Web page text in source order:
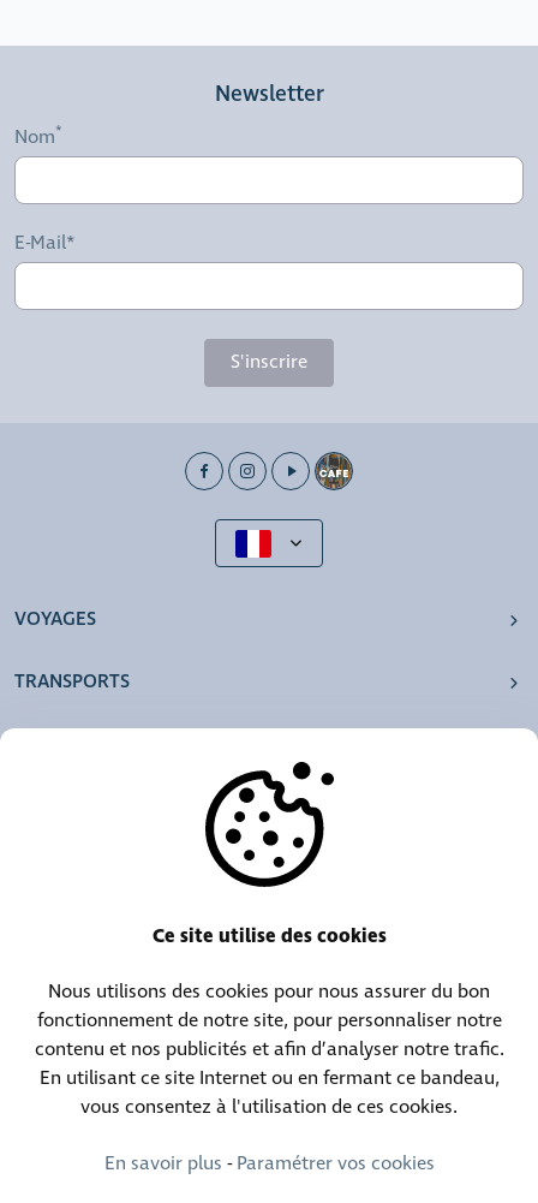
Newsletter
Nom
E-Mail*
S'inscrire
VOYAGES
TRANSPORTS
Centrale téléphonique :
(+352) 30 01 46-1
Contact objets trouvés :
(+352) 30 01 46 84
(+352) 30 01 46 80 (24h/24 7j/7)
Ce site utilise des cookies
Nous utilisons des cookies pour nous assurer du bon
fonctionnement de notre site, pour personnaliser notre
contenu et nos publicités et afin d’analyser notre trafic.
En utilisant ce site Internet ou en fermant ce bandeau,
vous consentez à l'utilisation de ces cookies.
En savoir plus -Paramétrer vos cookies